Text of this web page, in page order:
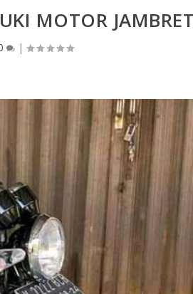
MOTOR
|